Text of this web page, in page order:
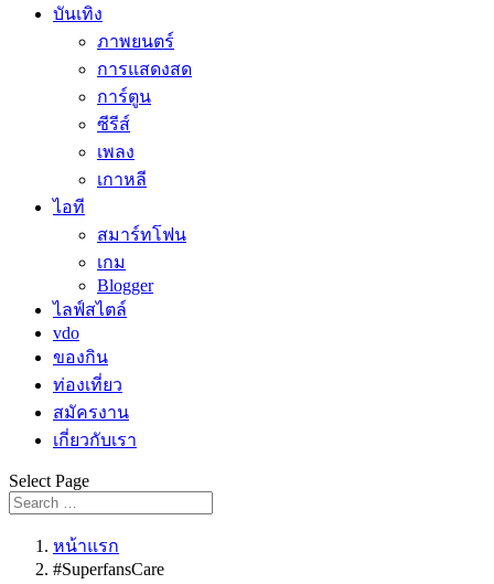
บันเทิง
ภาพยนตร์
การแสดงสด
การ์ตูน
ซีรีส์
เพลง
เกาหลี
ไอที
สมาร์ทโฟน
เกม
Blogger
ไลฟ์สไตล์
vdo
ของกิน
ท่องเที่ยว
สมัครงาน
เกี่ยวกับเรา
Select Page
หน้าแรก
#SuperfansCare